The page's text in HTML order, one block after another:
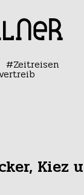
Zeitreisen
Kiez